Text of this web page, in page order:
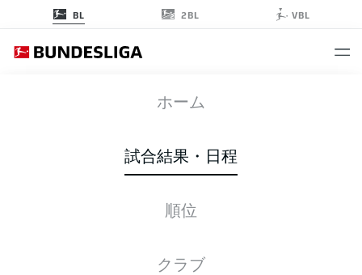
BL 2BL VBL
ホーム
試合結果・日程
順位
クラブ
FCA S04
スターティングメンバー